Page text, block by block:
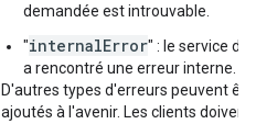
demandée est introuvable.
"internalError" : le service
a rencontré une erreur interne.
D'autres types d'erreurs peuvent
ajoutés à l'avenir. Les clients doivent